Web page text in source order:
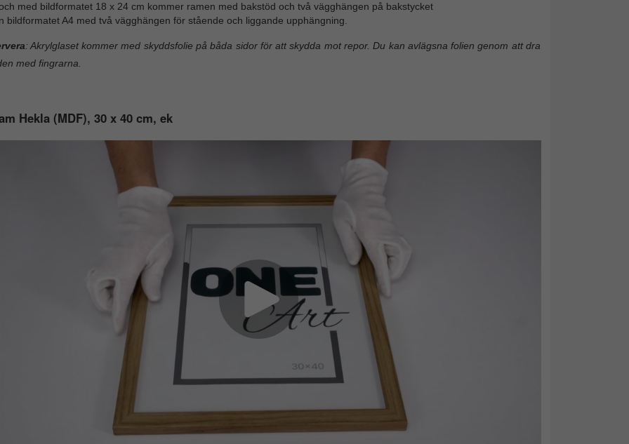
med bildformatet 18 x 24 cm kommer ramen med bakstöd och två vägghängen på bakstycket
bildformatet A4 med två vägghängen för stående och liggande upphängning.
: Akrylglaset kommer med skyddsfolie på båda sidor för att skydda mot repor. Du kan avlägsna folien genom att dra
med fingrarna.
Hekla (MDF), 30 x 40 cm, ek